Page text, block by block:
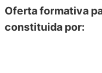
Oferta formativa
constituida por: